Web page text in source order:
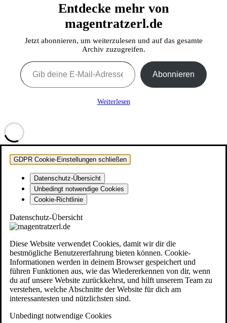
Entdecke mehr von
magentratzerl.de
Jetzt abonnieren, um weiterzulesen und auf das gesamte
Archiv zuzugreifen.
Gib deine E-Mail-Adresse ein ...
Abonnieren
Weiterlesen
GDPR Cookie-Einstellungen schließen
Datenschutz-Übersicht
Unbedingt notwendige Cookies
Cookie-Richtlinie
Datenschutz-Übersicht
Diese Website verwendet Cookies, damit wir dir die
bestmögliche Benutzererfahrung bieten können. Cookie-
Informationen werden in deinem Browser gespeichert und
führen Funktionen aus, wie das Wiedererkennen von dir, wenn
du auf unsere Website zurückkehrst, und hilft unserem Team zu
verstehen, welche Abschnitte der Website für dich am
interessantesten und nützlichsten sind.
Unbedingt notwendige Cookies